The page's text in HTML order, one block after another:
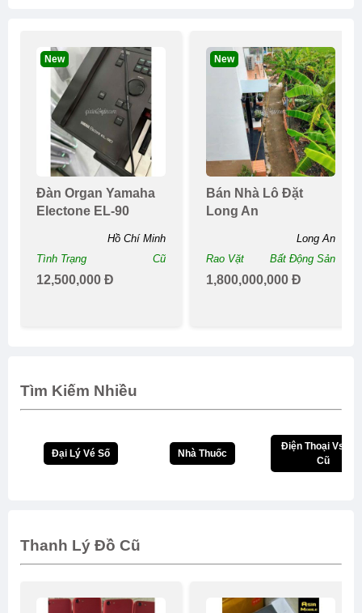
New
Đàn Organ Yamaha
Electone EL-90
Hồ Chí Minh
Tình Trạng
Cũ
12,500,000 Đ
New
Bán Nhà Lô Đặt
Long An
Long An
Rao Vặt
Bất Động Sản
1,800,000,000 Đ
Tìm Kiếm Nhiều
Đại Lý Vé Số Nhà Thuốc
Điện Thoại
Cũ
Thanh Lý Đồ Cũ